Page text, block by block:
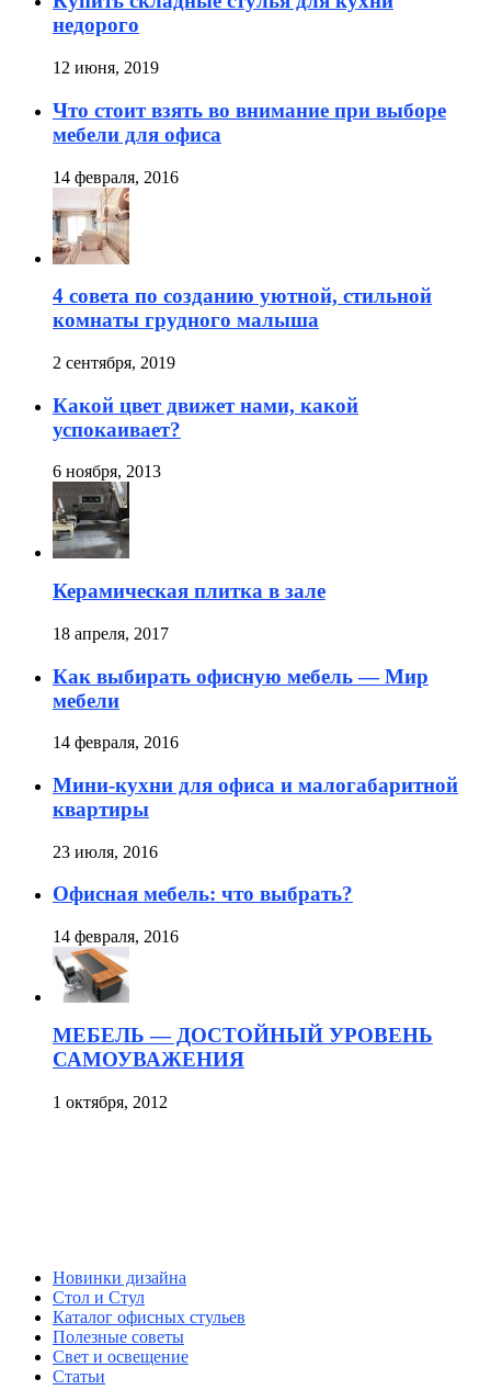
недорого
12 июня, 2019
Что стоит взять во внимание при выборе
мебели для офиса
14 февраля, 2016
4 совета по созданию уютной, стильной
комнаты грудного малыша
2 сентября, 2019
Какой цвет движет нами, какой
успокаивает?
6 ноября, 2013
Керамическая плитка в зале
18 апреля, 2017
Как выбирать офисную мебель — Мир
мебели
14 февраля, 2016
Мини-кухни для офиса и малогабаритной
квартиры
23 июля, 2016
Офисная мебель: что выбрать?
14 февраля, 2016
МЕБЕЛЬ — ДОСТОЙНЫЙ УРОВЕНЬ
САМОУВАЖЕНИЯ
1 октября, 2012
Новинки дизайна
Стол и Стул
Каталог офисных стульев
Полезные советы
Свет и освещение
Статьи